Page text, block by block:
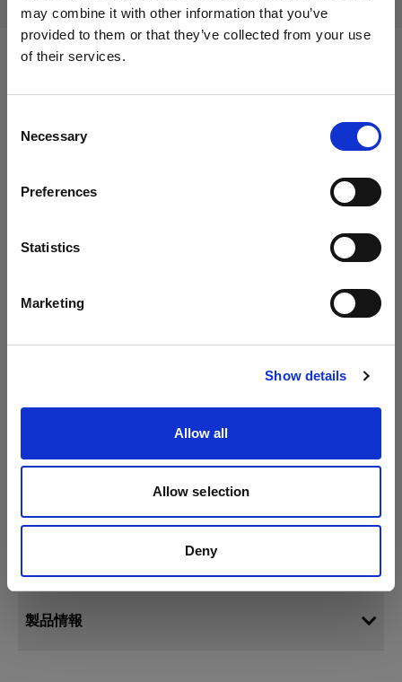
may combine it with other information that you’ve
provided to them or that they’ve collected from your use
of their services.
Selection
Necessary
Preferences
Statistics
Marketing
Show details
Allow all
Allow selection
Deny
地域を変更しますか？
Germany
言語
サイトにアクセス
Packs
Pro-10
製品情報